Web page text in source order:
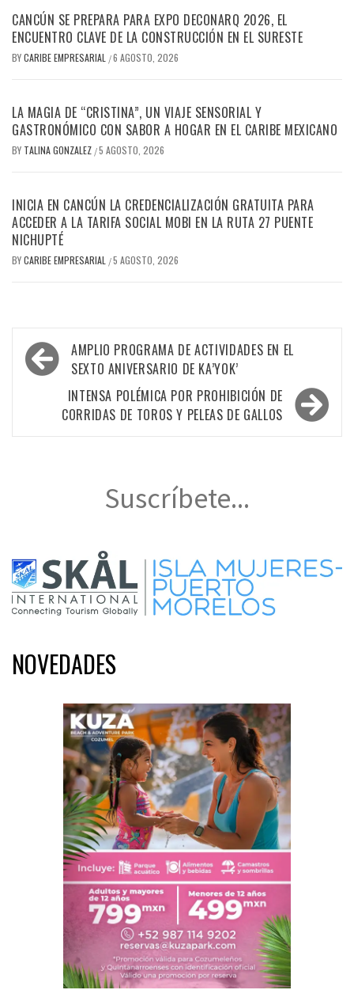
CANCÚN SE PREPARA PARA EXPO DECONARQ 2026, EL
ENCUENTRO CLAVE DE LA CONSTRUCCIÓN EN EL SURESTE
BYCARIBE EMPRESARIAL /6 AGOSTO, 2026
LA MAGIA DE “CRISTINA”, UN VIAJE SENSORIAL Y
GASTRONÓMICO CON SABOR A HOGAR EN EL CARIBE MEXICANO
BY TALINA GONZALEZ /5 AGOSTO, 2026
INICIA EN CANCÚN LA CREDENCIALIZACIÓN GRATUITA PARA
ACCEDER A LA TARIFA SOCIAL MOBI EN LA RUTA 27 PUENTE
NICHUPTÉ
BYCARIBE EMPRESARIAL /5 AGOSTO, 2026
Navegación
de
entradas
AMPLIO PROGRAMA DE ACTIVIDADES EN EL
SEXTO ANIVERSARIO DE KA’YOK’
INTENSA POLÉMICA POR PROHIBICIÓN DE
CORRIDAS DE TOROS Y PELEAS DE GALLOS
Suscríbete...
NOVEDADES